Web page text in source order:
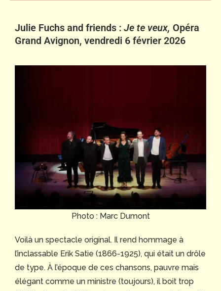
Julie Fuchs and friends : Je te veux, Opéra
Grand Avignon, vendredi 6 février 2026
Photo : Marc Dumont
Voilà un spectacle original. Il rend hommage à
l’inclassable Erik Satie (1866-1925), qui était un drôle
de type. À l’époque de ces chansons, pauvre mais
élégant comme un ministre (toujours), il boit trop